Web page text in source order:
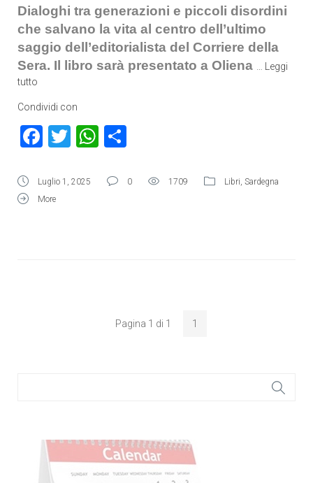
Dialoghi tra generazioni e piccoli disordini
che salvano la vita al centro dell’ultimo
saggio dell’editorialista del Corriere della
Sera. Il libro sarà presentato a Oliena
Leggi
tutto
Condividi con
Facebook
TwitterWhatsApp
Luglio 1, 2025 0 1709 Libri, Sardegna
More
Pagina 1 di 1 1